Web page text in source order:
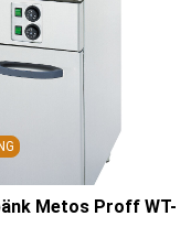
Metos Proff WT-